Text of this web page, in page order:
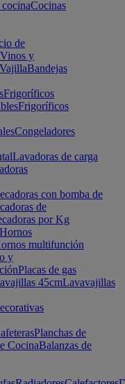
cocinaCocinas
de
Vinos y
VajillaBandejas
Frigoríficos
Frigoríficos
Congeladores
Lavadoras de carga
con bomba de
de
por Kg
Hornos
multifunción
y
Placas de gas
45cmLavavajillas
Planchas de
CocinaBalanzas de